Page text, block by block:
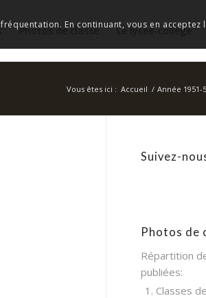
Photos de classe Le lycée-collège
Vous êtes ici : Accueil / Année 1951-
Suivez-
Photos de
Répartition
publiées:
1. Classes
En continuant, vous en acceptez